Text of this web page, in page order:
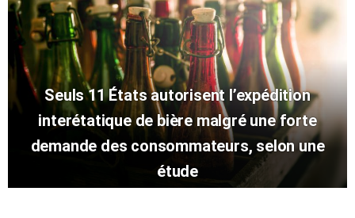
Seuls 11 États autorisent l’expédition
interétatique de bière malgré une forte
demande des consommateurs, selon une
étude